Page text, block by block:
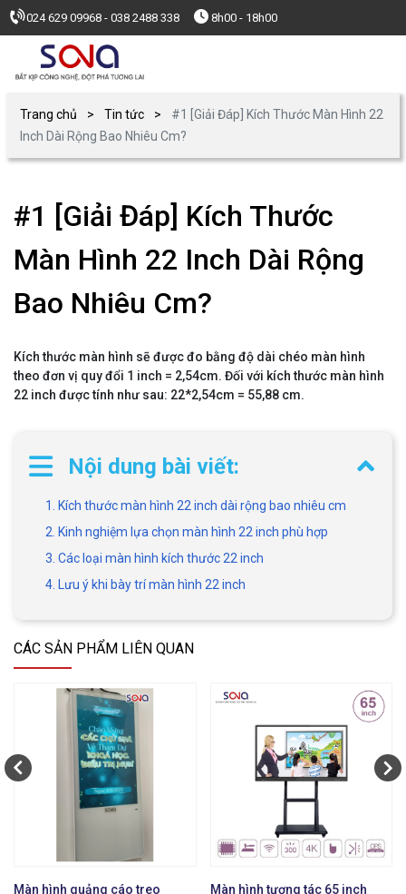
024 629 09968 - 038 2488 338 8h00 - 18h00
Trang chủ Tin tức
#1 [Giải Đáp] Kích Thước Màn Hình 22
Inch Dài Rộng Bao Nhiêu Cm?
#1 [Giải Đáp] Kích Thước
Màn Hình 22 Inch Dài Rộng
Bao Nhiêu Cm?
Kích thước màn hình sẽ được đo bằng độ dài chéo màn hình
theo đơn vị quy đổi 1 inch = 2,54cm. Đối với kích thước màn hình
22 inch được tính như sau: 22*2,54cm = 55,88 cm.
Nội dung bài viết:
1. Kích thước màn hình 22 inch dài rộng bao nhiêu cm
2. Kinh nghiệm lựa chọn màn hình 22 inch phù hợp
3. Các loại màn hình kích thước 22 inch
4. Lưu ý khi bày trí màn hình 22 inch
CÁC SẢN PHẨM LIÊN QUAN
Màn hình quảng cáo treo
Màn hình tương tác 65 inch